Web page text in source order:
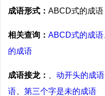
成语形式： ABCD式的成语
相关查询： ABCD式的成语
的成语
成语接龙： 动开头的成语
语
第三个字是未的成语